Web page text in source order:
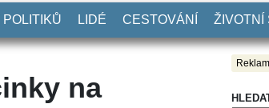
POLITIKŮ LIDÉ CESTOVÁNÍ ŽIVOTNÍ
na